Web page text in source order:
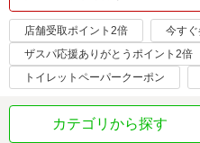
店舗受取ポイント2倍 今す
ザスパ応援ありがとうポイント2倍
トイレットペーパークーポン
カテゴリから探す